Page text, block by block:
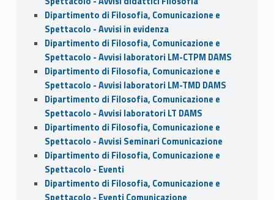
Dipartimento di Filosofia, Comunicazione e
Spettacolo - Avvisi in evidenza
Dipartimento di Filosofia, Comunicazione e
Spettacolo - Avvisi laboratori LM-CTPM DAMS
Dipartimento di Filosofia, Comunicazione e
Spettacolo - Avvisi laboratori LM-TMD DAMS
Dipartimento di Filosofia, Comunicazione e
Spettacolo - Avvisi laboratori LT DAMS
Dipartimento di Filosofia, Comunicazione e
Spettacolo - Avvisi Seminari Comunicazione
Dipartimento di Filosofia, Comunicazione e
Spettacolo - Eventi
Dipartimento di Filosofia, Comunicazione e